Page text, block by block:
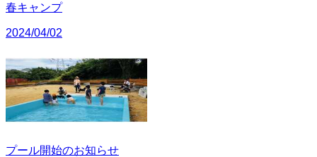
春キャンプ
2024/04/02
プール開始のお知らせ